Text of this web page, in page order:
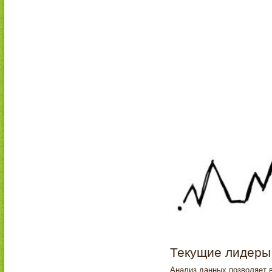
Текущие
Анализ данных позволяет